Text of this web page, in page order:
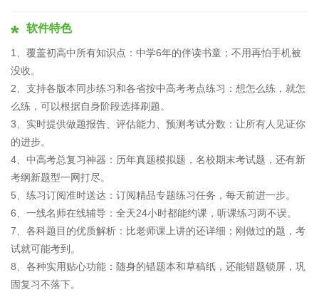
软件特色
1、覆盖初高中所有知识点：中学6年的伴读书童；不用再怕手机被
没收。
2、支持各版本同步练习和各省按中高考考点练习：想怎么练，就怎
么练，可以根据自身阶段选择刷题。
3、实时提供做题报告、评估能力、预测考试分数：让所有人见证你
的进步。
4、中高考总复习神器：历年真题模拟题，名校期末考试题，还有新
考纲新题型一网打尽。
5、练习订阅准时送达：订阅精品专题练习任务，每天前进一步。
6、一线名师在线辅导：全天24小时都能约课，听课练习两不误。
7、各科题目的优质解析：比老师课上讲的还详细；刚做过的题，考
试就可能考到。
8、各种实用贴心功能：随身的错题本和草稿纸，还能错题锁屏，巩
固复习不落下。